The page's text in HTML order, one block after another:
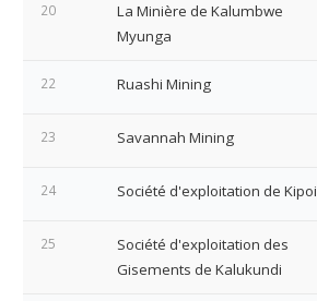
20
La Minière de Kalumbwe
Myunga
22 Ruashi Mining
23 Savannah Mining
24 Société d'exploitation de Kipoi
25
Société d'exploitation des
Gisements de Kalukundi